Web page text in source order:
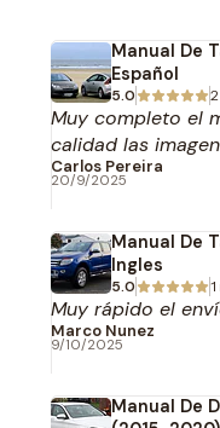
Manual De
Español
5.0
Muy completo el
calidad las
Carlos Pereira
20/9/2025
Manual De
Ingles
5.0
Muy rápido el
Marco Nunez
9/10/2025
Manual De